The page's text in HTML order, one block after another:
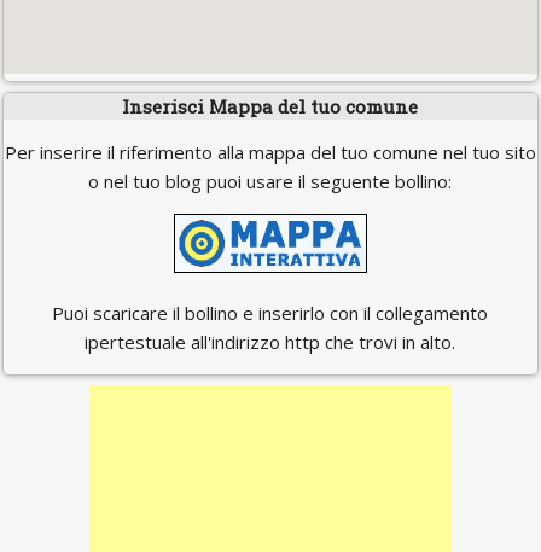
Inserisci Mappa del tuo comune
Per inserire il riferimento alla mappa del tuo comune nel tuo sito
o nel tuo blog puoi usare il seguente bollino:
Puoi scaricare il bollino e inserirlo con il collegamento
ipertestuale all'indirizzo http che trovi in alto.